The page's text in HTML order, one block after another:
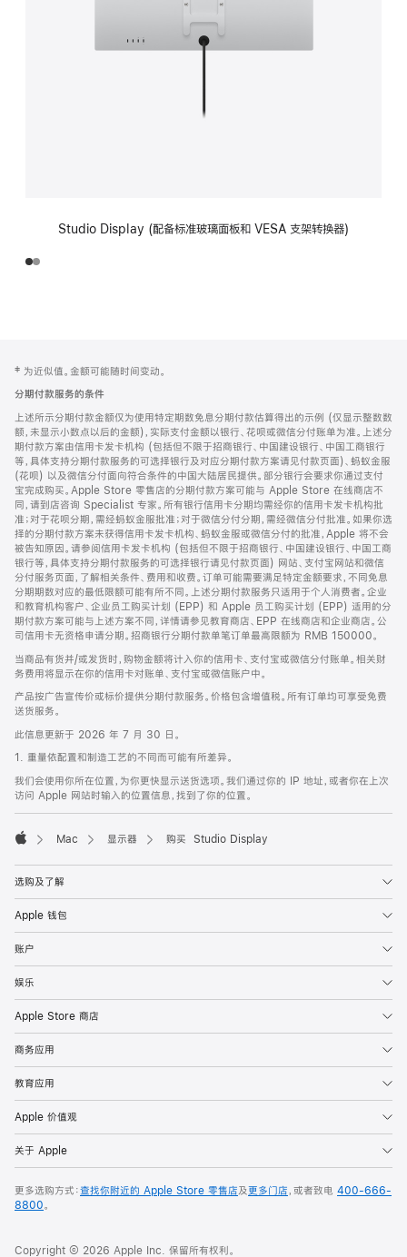
Studio Display (配备标准玻璃面板和 VESA 支架转换器)
页
页
脚
注
‡ 为近似值。金额可能随时间变动。
分期付款服务的条件
上述所示分期付款金额仅为使用特定期数免息分期付款估算得出的示例 (仅显示整数数
额，未显示小数点以后的金额)，实际支付金额以银行、花呗或微信分付账单为准。上述分
期付款方案由信用卡发卡机构 (包括但不限于招商银行、中国建设银行、中国工商银行
等，具体支持分期付款服务的可选择银行及对应分期付款方案请见付款页面)、蚂蚁金服
(花呗) 以及微信分付面向符合条件的中国大陆居民提供。部分银行会要求你通过支付
宝完成购买。Apple Store 零售店的分期付款方案可能与 Apple Store 在线商店不
同，请到店咨询 Specialist 专家。所有银行信用卡分期均需经你的信用卡发卡机构批
准；对于花呗分期，需经蚂蚁金服批准；对于微信分付分期，需经微信分付批准。如果你选
择的分期付款方案未获得信用卡发卡机构、蚂蚁金服或微信分付的批准，Apple 将不会
被告知原因。请参阅信用卡发卡机构 (包括但不限于招商银行、中国建设银行、中国工商
银行等，具体支持分期付款服务的可选择银行请见付款页面) 网站、支付宝网站和微信
分付服务页面，了解相关条件、费用和收费。订单可能需要满足特定金额要求，不同免息
分期期数对应的最低限额可能有所不同。上述分期付款服务只适用于个人消费者。企业
和教育机构客户、企业员工购买计划 (EPP) 和 Apple 员工购买计划 (EPP) 适用的分
期付款方案可能与上述方案不同，详情请参见教育商店、EPP 在线商店和企业商店。公
司信用卡无资格申请分期。招商银行分期付款单笔订单最高限额为 RMB 150000。
当商品有货并/或发货时，购物金额将计入你的信用卡、支付宝或微信分付账单。相关财
务费用将显示在你的信用卡对账单、支付宝或微信账户中。
产品按广告宣传价或标价提供分期付款服务。价格包含增值税。所有订单均可享受免费
送货服务。
此信息更新于 2026 年 7 月 30 日。
1. 重量依配置和制造工艺的不同而可能有所差异。
我们会使用你所在位置，为你更快显示送货选项。我们通过你的 IP 地址，或者你在上次
访问 Apple 网站时输入的位置信息，找到了你的位置。
Mac 显示器 购买 Studio Display
选购及了解
Apple 钱包
账户
娱乐
Apple Store 商店
商务应用
教育应用
Apple 价值观
关于 Apple
更多选购方式：查找你附近的 Apple Store 零售店及更多门店，或者致电 400-666-
8800。
Copyright © 2026 Apple Inc. 保留所有权利。